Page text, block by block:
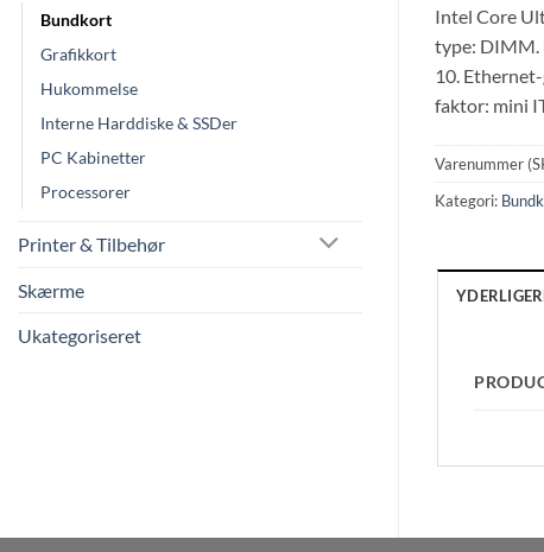
Bundkort
Grafikkort
Hukommelse
Interne Harddiske & SSDer
PC Kabinetter
Processorer
Printer & Tilbehør
Skærme
Ukategoriseret
Intel Core
type: DIMM.
10.
faktor: mini
Varenummer
Kategori: